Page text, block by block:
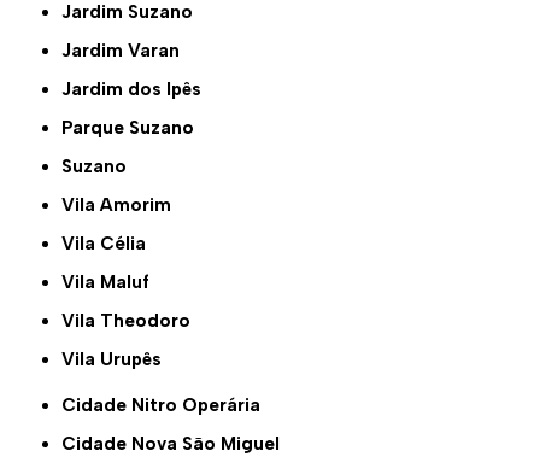
Jardim Suzano
Jardim Varan
Jardim dos Ipês
Parque Suzano
Suzano
Vila Amorim
Vila Célia
Vila Maluf
Vila Theodoro
Vila Urupês
Cidade Nitro Operária
Cidade Nova São Miguel